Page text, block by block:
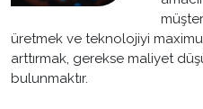
üretmek ve teknolojiyi
arttırmak, gerekse maliyet
bulunmaktır.